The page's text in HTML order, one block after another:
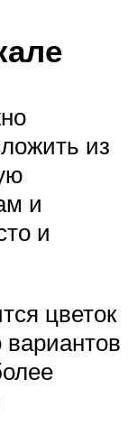
из
и
и
цветок
вариантов